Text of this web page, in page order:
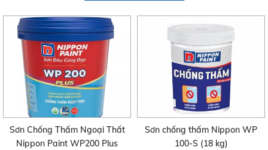
Sơn Chống Thấm Ngoại Thất
Nippon Paint WP200 Plus
Sơn chống thấm Nippon WP
100-S (18 kg)